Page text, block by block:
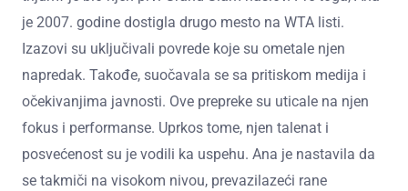
je 2007. godine dostigla drugo mesto na WTA listi.
Izazovi su uključivali povrede koje su ometale njen
napredak. Takođe, suočavala se sa pritiskom medija i
očekivanjima javnosti. Ove prepreke su uticale na njen
fokus i performanse. Uprkos tome, njen talenat i
posvećenost su je vodili ka uspehu. Ana je nastavila da
se takmiči na visokom nivou, prevazilazeći rane